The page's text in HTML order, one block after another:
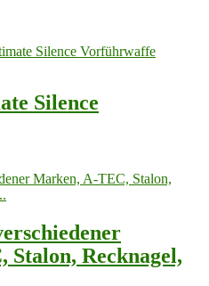
Silence
Recknagel,